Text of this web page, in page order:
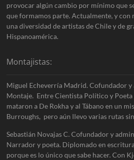
provocar algún cambio por mínimo que
que formamos parte. Actualmente, y con
una diversidad de artistas de Chile y de
Hispanoamérica.
Montajistas:
Miguel Echeverría Madrid. Cofundador
Montaje. Entre Cientista Político y Poeta
mataron a De Rokha y al Tábano en un
Burroughs, pero aún llevo varias rutas
Sebastián Novajas C. Cofundador y
Narrador y poeta. Diplomado en
porque es lo único que sabe hacer. Con